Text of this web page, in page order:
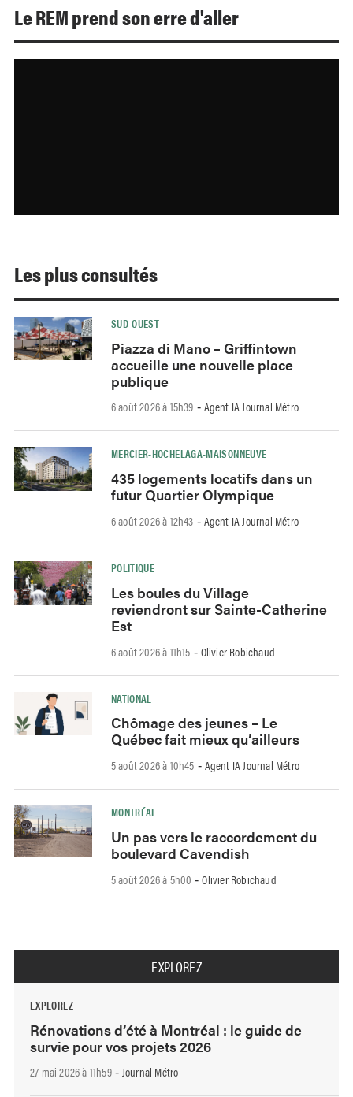
Le REM prend son erre d'aller
Les plus consultés
SUD-OUEST
Piazza di Mano – Griffintown
accueille une nouvelle place
publique
6 août 2026 à 15h39 - Agent IA Journal Métro
MERCIER-HOCHELAGA-MAISONNEUVE
435 logements locatifs dans un
futur Quartier Olympique
6 août 2026 à 12h43 - Agent IA Journal Métro
POLITIQUE
Les boules du Village
reviendront sur Sainte-Catherine
Est
6 août 2026 à 11h15 - Olivier Robichaud
NATIONAL
Chômage des jeunes – Le
Québec fait mieux qu’ailleurs
5 août 2026 à 10h45 - Agent IA Journal Métro
MONTRÉAL
Un pas vers le raccordement du
boulevard Cavendish
5 août 2026 à 5h00 -Olivier Robichaud
EXPLOREZ
EXPLOREZ
Rénovations d’été à Montréal : le guide de
survie pour vos projets 2026
27 mai 2026 à 11h59- Journal Métro